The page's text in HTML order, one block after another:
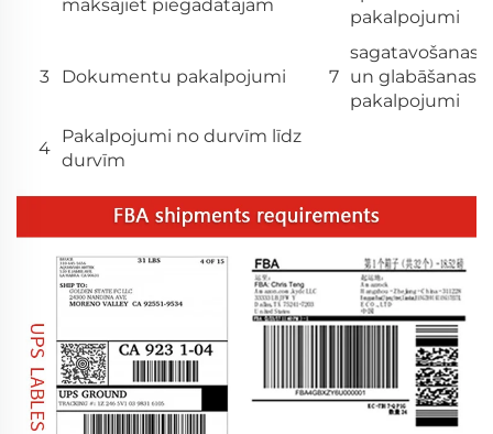
maksājiet piegādātājam
pakalpojumi
3 Dokumentu pakalpojumi 7
sagatavošanas
un glabāšanas
pakalpojumi
4
Pakalpojumi no durvīm līdz
durvīm